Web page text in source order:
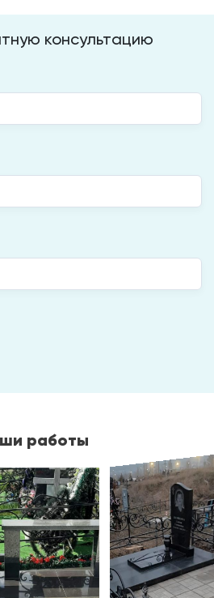
консультацию
работы